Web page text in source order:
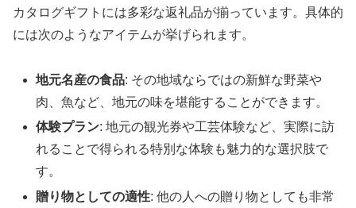
カタログギフトには多彩な返礼品が揃っています。具体的
には次のようなアイテムが挙げられます。
地元名産の食品: その地域ならではの新鮮な野菜や
肉、魚など、地元の味を堪能することができます。
体験プラン: 地元の観光券や工芸体験など、実際に訪
れることで得られる特別な体験も魅力的な選択肢で
す。
贈り物としての適性: 他の人への贈り物としても非常